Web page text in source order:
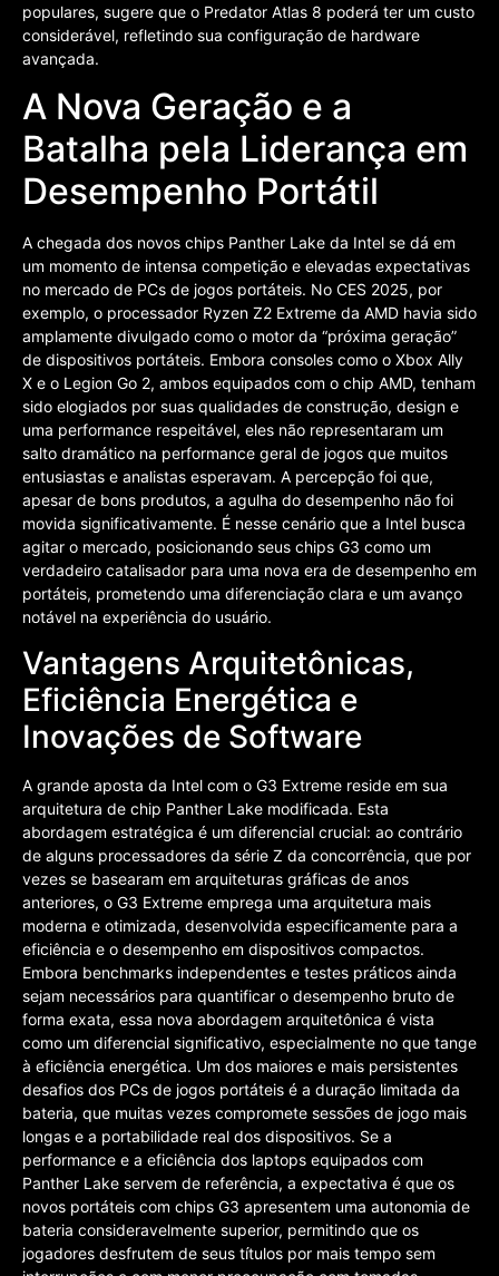
populares, sugere que o Predator Atlas 8 poderá ter um custo
considerável, refletindo sua configuração de hardware
avançada.
A Nova Geração e a
Batalha pela Liderança em
Desempenho Portátil
A chegada dos novos chips Panther Lake da Intel se dá em
um momento de intensa competição e elevadas expectativas
no mercado de PCs de jogos portáteis. No CES 2025, por
exemplo, o processador Ryzen Z2 Extreme da AMD havia sido
amplamente divulgado como o motor da “próxima geração”
de dispositivos portáteis. Embora consoles como o Xbox Ally
X e o Legion Go 2, ambos equipados com o chip AMD, tenham
sido elogiados por suas qualidades de construção, design e
uma performance respeitável, eles não representaram um
salto dramático na performance geral de jogos que muitos
entusiastas e analistas esperavam. A percepção foi que,
apesar de bons produtos, a agulha do desempenho não foi
movida significativamente. É nesse cenário que a Intel busca
agitar o mercado, posicionando seus chips G3 como um
verdadeiro catalisador para uma nova era de desempenho em
portáteis, prometendo uma diferenciação clara e um avanço
notável na experiência do usuário.
Vantagens Arquitetônicas,
Eficiência Energética e
Inovações de Software
A grande aposta da Intel com o G3 Extreme reside em sua
arquitetura de chip Panther Lake modificada. Esta
abordagem estratégica é um diferencial crucial: ao contrário
de alguns processadores da série Z da concorrência, que por
vezes se basearam em arquiteturas gráficas de anos
anteriores, o G3 Extreme emprega uma arquitetura mais
moderna e otimizada, desenvolvida especificamente para a
eficiência e o desempenho em dispositivos compactos.
Embora benchmarks independentes e testes práticos ainda
sejam necessários para quantificar o desempenho bruto de
forma exata, essa nova abordagem arquitetônica é vista
como um diferencial significativo, especialmente no que tange
à eficiência energética. Um dos maiores e mais persistentes
desafios dos PCs de jogos portáteis é a duração limitada da
bateria, que muitas vezes compromete sessões de jogo mais
longas e a portabilidade real dos dispositivos. Se a
performance e a eficiência dos laptops equipados com
Panther Lake servem de referência, a expectativa é que os
novos portáteis com chips G3 apresentem uma autonomia de
bateria consideravelmente superior, permitindo que os
jogadores desfrutem de seus títulos por mais tempo sem